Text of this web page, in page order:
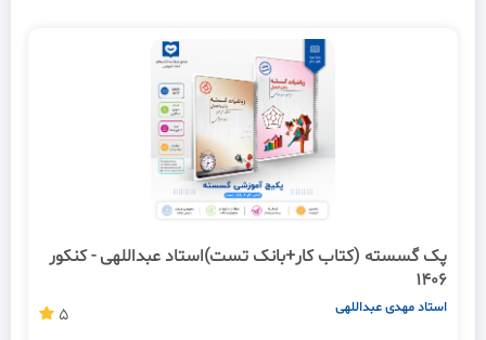
پک گسسته (کتاب کار+بانک تست)استاد عبداللهی - کنکور
1406
استاد مهدی عبداللهی 5